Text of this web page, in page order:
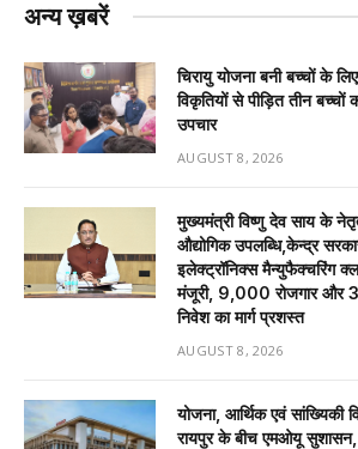
अन्य ख़बरें
चिरायु योजना बनी बच्चों के
विकृतियों से पीड़ित तीन
उपचार
AUGUST 8, 2026
मुख्यमंत्री विष्णु देव साय के
औद्योगिक उपलब्धि,केन्द्र
इलेक्ट्रॉनिक्स मैन्युफैक्चरिंग
मंजूरी, 9,000 रोजगार और
निवेश का मार्ग प्रशस्त
AUGUST 8, 2026
योजना, आर्थिक एवं
रायपुर के बीच एमओयू सुशासन,